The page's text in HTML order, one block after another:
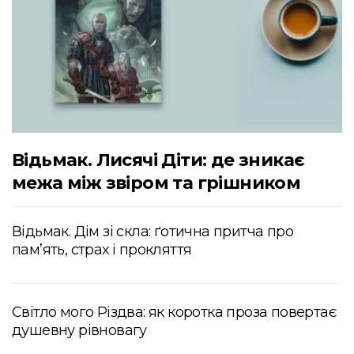
Відьмак. Лисячі Діти: де зникає
межа між звіром та грішником
Відьмак. Дім зі скла: ґотична притча про
пам’ять, страх і прокляття
Світло мого Різдва: як коротка проза повертає
душевну рівновагу